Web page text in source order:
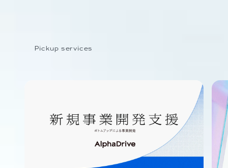
Pickup services